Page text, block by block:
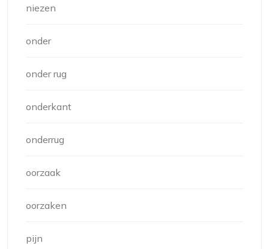
niezen
onder
onder rug
onderkant
onderrug
oorzaak
oorzaken
pijn